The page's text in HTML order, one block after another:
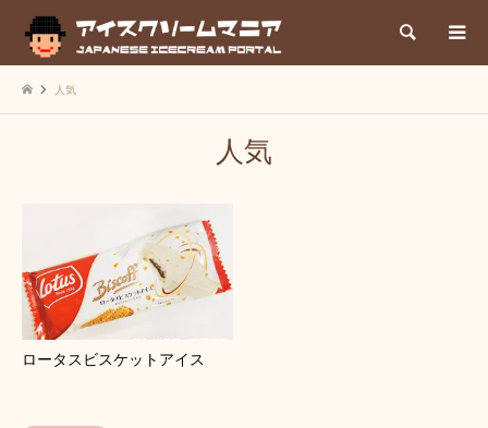
検索
人気
人気
ロータスビスケットアイス